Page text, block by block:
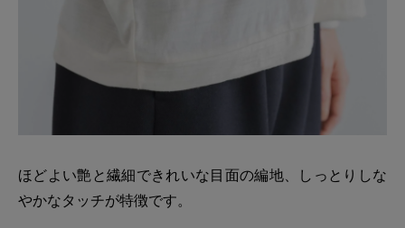
ほどよい艶と繊細できれいな目面の編地、しっとりしな
やかなタッチが特徴です。